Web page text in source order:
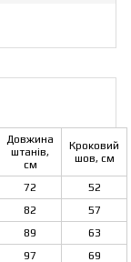
Довжина
штанів,
см
Кроковий
шов, см
72
52
82
57
89
63
97 69